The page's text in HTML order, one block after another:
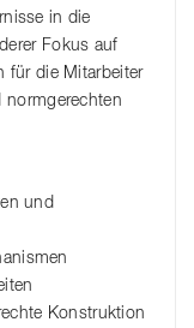
in die
Fokus auf
für die Mitarbeiter
normgerechten
und
Konstruktion